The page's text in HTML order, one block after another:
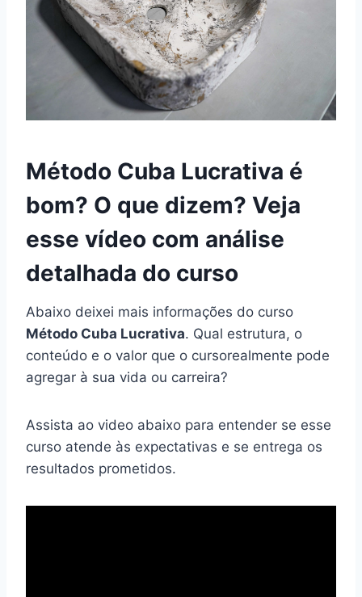
Método Cuba Lucrativa é
bom? O que dizem? Veja
esse vídeo com análise
detalhada do curso
Abaixo deixei mais informações do curso
Método Cuba Lucrativa. Qual estrutura, o
conteúdo e o valor que o cursorealmente pode
agregar à sua vida ou carreira?
Assista ao video abaixo para entender se esse
curso atende às expectativas e se entrega os
resultados prometidos.